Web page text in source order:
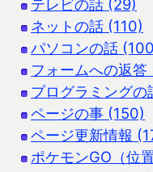
テレビの話 (29)
ネットの話 (110)
パソコンの話
フォームへの返
プログラミングの
ページの事 (150)
ページ更新情報
ポケモンGO（位